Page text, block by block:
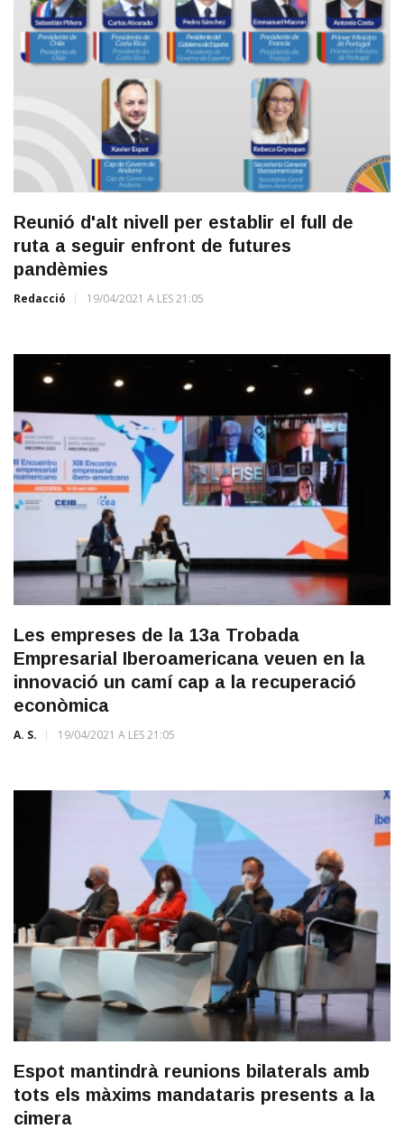
Reunió d'alt nivell per establir el full de
ruta a seguir enfront de futures
pandèmies
Redacció 19/04/2021 A LES 21:05
Les empreses de la 13a Trobada
Empresarial Iberoamericana veuen en la
innovació un camí cap a la recuperació
econòmica
A. S. 19/04/2021 A LES 21:05
Espot mantindrà reunions bilaterals amb
tots els màxims mandataris presents a la
cimera